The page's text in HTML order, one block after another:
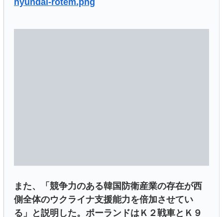
hyundai-rotem.png
また、「競争力のある韓国防衛産業の存在が西
側全体のウクライナ支援能力を倍加させてい
る」と説明した。ポーランドはＫ２戦車とＫ９